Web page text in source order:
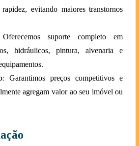
evitando maiores transtornos
Oferecemos suporte completo em
hidráulicos, pintura, alvenaria e
: Garantimos preços competitivos e
agregam valor ao seu imóvel ou